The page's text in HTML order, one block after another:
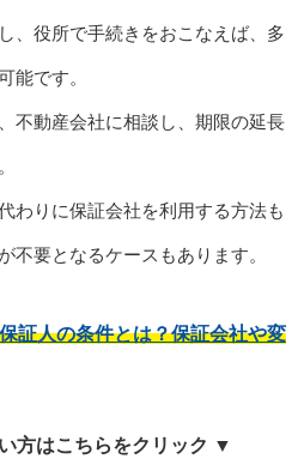
、役所で手続きをおこなえば、多
能です。
不動産会社に相談し、期限の延長
わりに保証会社を利用する方法も
不要となるケースもあります。
証人の条件とは？保証会社や変
方はこちらをクリック ▼